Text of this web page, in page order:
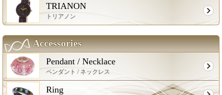
TRIANON
トリアノン
Accessories
Pendant / Necklace
ペンダント / ネックレス
Ring